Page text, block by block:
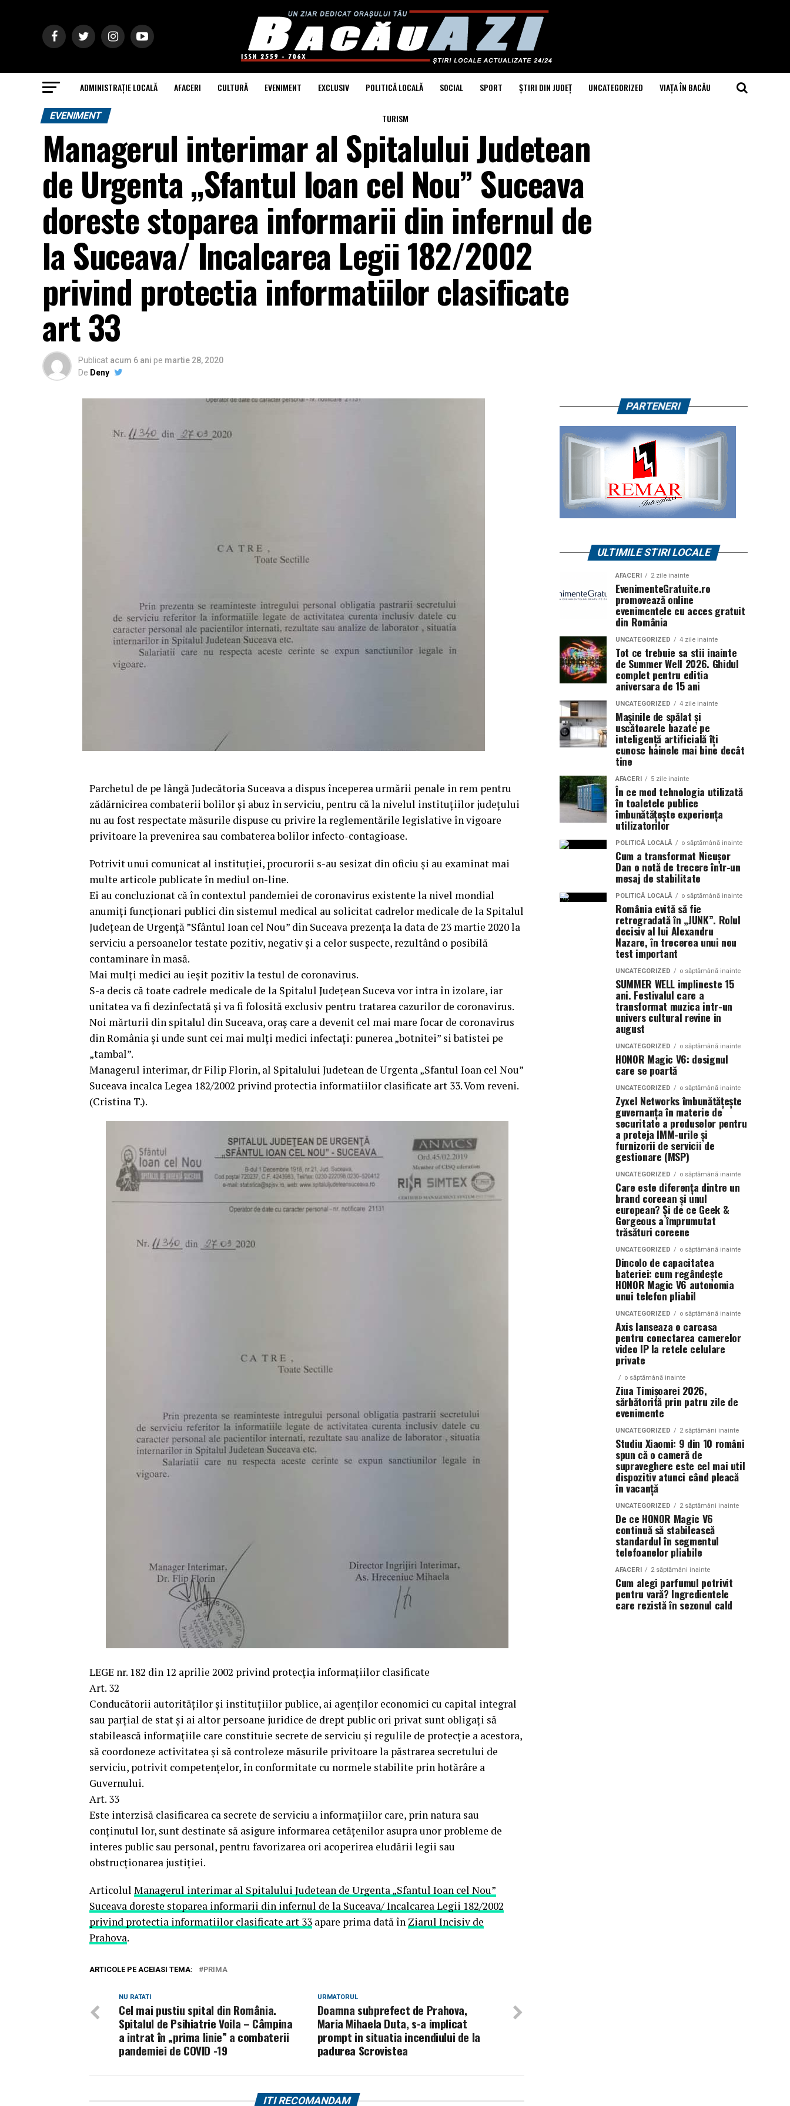
ADMINISTRAȚIE LOCALĂ AFACERI CULTURĂ EVENIMENT EXCLUSIV POLITICĂ LOCALĂ SOCIAL SPORT ȘTIRI DIN JUDEȚ UNCATEGORIZED VIAȚA ÎN BACĂU
TURISM
EVENIMENT
Managerul interimar al Spitalului Judetean
de Urgenta „Sfantul Ioan cel Nou” Suceava
doreste stoparea informarii din infernul de
la Suceava/ Incalcarea Legii 182/2002
privind protectia informatiilor clasificate
art 33
Publicat acum 6 ani pe martie 28, 2020
De Deny
Parchetul de pe lângă Judecătoria Suceava a dispus începerea urmării penale in rem pentru
zădărnicirea combaterii bolilor şi abuz în serviciu, pentru că la nivelul instituţiilor judeţului
nu au fost respectate măsurile dispuse cu privire la reglementările legislative în vigoare
privitoare la prevenirea sau combaterea bolilor infecto-contagioase.
Potrivit unui comunicat al instituţiei, procurorii s-au sesizat din oficiu şi au examinat mai
multe articole publicate în mediul on-line.
Ei au concluzionat că în contextul pandemiei de coronavirus existente la nivel mondial
anumiţi funcţionari publici din sistemul medical au solicitat cadrelor medicale de la Spitalul
Judeţean de Urgenţă ”Sfântul Ioan cel Nou” din Suceava prezenţa la data de 23 martie 2020 la
serviciu a persoanelor testate pozitiv, negativ şi a celor suspecte, rezultând o posibilă
contaminare în masă.
Mai mulţi medici au ieşit pozitiv la testul de coronavirus.
S-a decis că toate cadrele medicale de la Spitalul Judeţean Suceva vor intra în izolare, iar
unitatea va fi dezinfectată şi va fi folosită exclusiv pentru tratarea cazurilor de coronavirus.
Noi mărturii din spitalul din Suceava, oraș care a devenit cel mai mare focar de coronavirus
din România și unde sunt cei mai mulți medici infectați: punerea „botnitei” si batistei pe
„tambal”.
Managerul interimar, dr Filip Florin, al Spitalului Judetean de Urgenta „Sfantul Ioan cel Nou”
Suceava incalca Legea 182/2002 privind protectia informatiilor clasificate art 33. Vom reveni.
(Cristina T.).
LEGE nr. 182 din 12 aprilie 2002 privind protecţia informaţiilor clasificate
Art. 32
Conducătorii autorităţilor şi instituţiilor publice, ai agenţilor economici cu capital integral
sau parţial de stat şi ai altor persoane juridice de drept public ori privat sunt obligaţi să
stabilească informaţiile care constituie secrete de serviciu şi regulile de protecţie a acestora,
să coordoneze activitatea şi să controleze măsurile privitoare la păstrarea secretului de
serviciu, potrivit competenţelor, în conformitate cu normele stabilite prin hotărâre a
Guvernului.
Art. 33
Este interzisă clasificarea ca secrete de serviciu a informaţiilor care, prin natura sau
conţinutul lor, sunt destinate să asigure informarea cetăţenilor asupra unor probleme de
interes public sau personal, pentru favorizarea ori acoperirea eludării legii sau
obstrucţionarea justiţiei.
Articolul Managerul interimar al Spitalului Judetean de Urgenta „Sfantul Ioan cel Nou”
Suceava doreste stoparea informarii din infernul de la Suceava/ Incalcarea Legii 182/2002
privind protectia informatiilor clasificate art 33 apare prima dată în Ziarul Incisiv de
Prahova.
ARTICOLE PE ACEIASI TEMA: PRIMA
URMATORUL
Doamna subprefect de Prahova,
Maria Mihaela Duta, s-a implicat
prompt in situatia incendiului de la
padurea Scrovistea
NU RATATI
Cel mai pustiu spital din România.
Spitalul de Psihiatrie Voila – Câmpina
a intrat în „prima linie” a combaterii
pandemiei de COVID -19
ITI RECOMANDAM
PARTENERI
ULTIMILE STIRI LOCALE
AFACERI 2 zile inainte
EvenimenteGratuite.ro
promovează online
evenimentele cu acces gratuit
din România
UNCATEGORIZED 4 zile inainte
Tot ce trebuie sa stii inainte
de Summer Well 2026. Ghidul
complet pentru editia
aniversara de 15 ani
UNCATEGORIZED 4 zile inainte
Mașinile de spălat și
uscătoarele bazate pe
inteligență artificială îți
cunosc hainele mai bine decât
tine
AFACERI 5 zile inainte
În ce mod tehnologia utilizată
în toaletele publice
îmbunătățește experiența
utilizatorilor
POLITICĂ LOCALĂ o săptămână inainte
Cum a transformat Nicușor
Dan o notă de trecere într-un
mesaj de stabilitate
POLITICĂ LOCALĂ o săptămână inainte
România evită să fie
retrogradată în „JUNK”. Rolul
decisiv al lui Alexandru
Nazare, în trecerea unui nou
test important
UNCATEGORIZED o săptămână inainte
SUMMER WELL implineste 15
ani. Festivalul care a
transformat muzica intr-un
univers cultural revine in
august
UNCATEGORIZED o săptămână inainte
HONOR Magic V6: designul
care se poartă
UNCATEGORIZED o săptămână inainte
Zyxel Networks îmbunătățește
guvernanța în materie de
securitate a produselor pentru
a proteja IMM-urile și
furnizorii de servicii de
gestionare (MSP)
UNCATEGORIZED o săptămână inainte
Care este diferența dintre un
brand coreean și unul
european? Și de ce Geek &
Gorgeous a împrumutat
trăsături coreene
UNCATEGORIZED o săptămână inainte
Dincolo de capacitatea
bateriei: cum regândește
HONOR Magic V6 autonomia
unui telefon pliabil
UNCATEGORIZED o săptămână inainte
Axis lanseaza o carcasa
pentru conectarea camerelor
video IP la retele celulare
private
o săptămână inainte
Ziua Timișoarei 2026,
sărbătorită prin patru zile de
evenimente
UNCATEGORIZED 2 săptămâni inainte
Studiu Xiaomi: 9 din 10 români
spun că o cameră de
supraveghere este cel mai util
dispozitiv atunci când pleacă
în vacanță
UNCATEGORIZED 2 săptămâni inainte
De ce HONOR Magic V6
continuă să stabilească
standardul în segmentul
telefoanelor pliabile
AFACERI 2 săptămâni inainte
Cum alegi parfumul potrivit
pentru vară? Ingredientele
care rezistă în sezonul cald